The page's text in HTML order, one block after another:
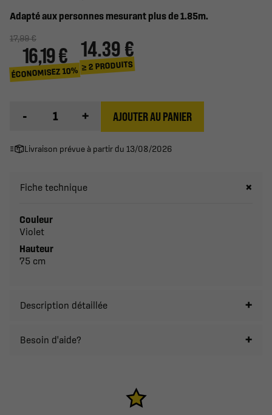
Adapté aux personnes mesurant plus de 1.85m.
17,99 €
16,19 €
ÉCONOMISEZ 10%
14.39 €
≥ 2 PRODUITS
- + AJOUTER AU PANIER
Livraison prévue à partir du 13/08/2026
Fiche technique
Couleur
Violet
Hauteur
75 cm
Description détaillée
Besoin d'aide?